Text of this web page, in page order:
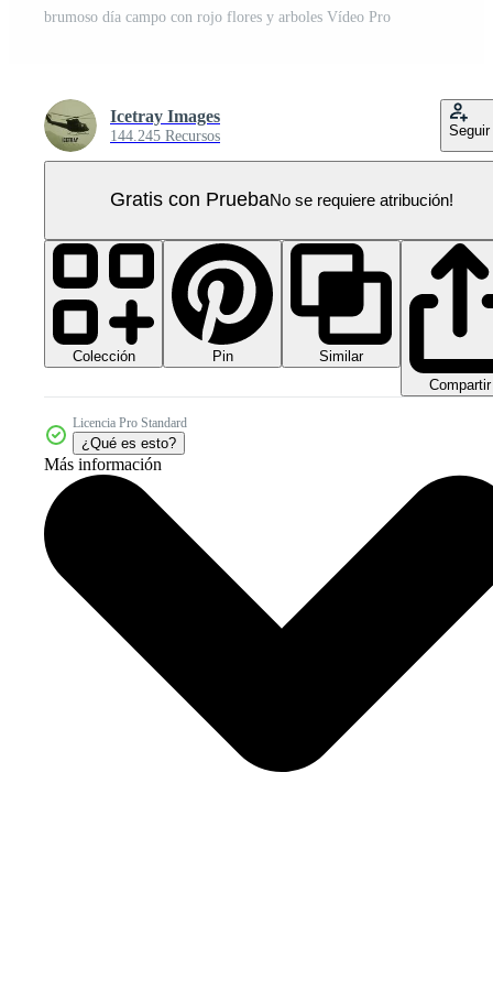
brumoso día campo con rojo flores y arboles Vídeo Pro
Icetray Images
144.245 Recursos Seguir
Gratis con PruebaNo se requiere atribución!
Colección Pin
Similar
Compartir
Licencia Pro Standard
¿Qué es esto?
Más información